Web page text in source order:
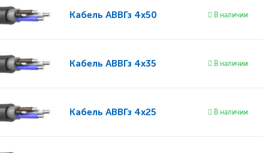
Кабель АВВГз 4x50 В наличии
Кабель АВВГз 4x35 В наличии
Кабель АВВГз 4x25 В наличии